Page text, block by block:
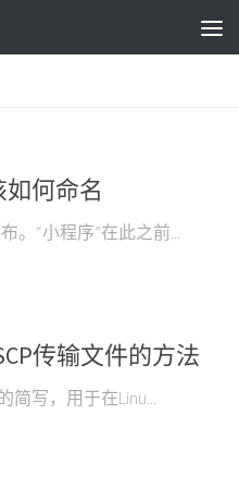
何命名
。“小程序”在此之前...
传输文件的方法
简写，用于在Linu...